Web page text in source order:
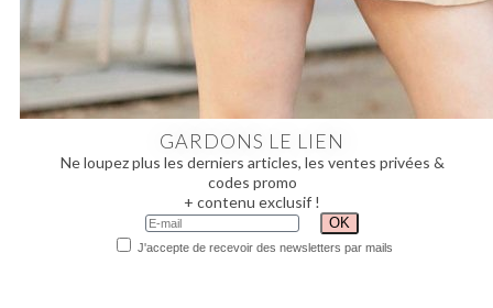
GARDONS LE LIEN
Ne loupez plus les derniers articles, les ventes privées &
codes promo
+ contenu exclusif !
J'accepte de recevoir des newsletters par mails